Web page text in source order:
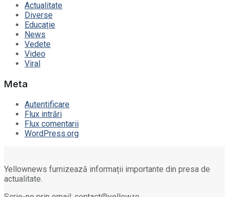
Actualitate
Diverse
Educație
News
Vedete
Video
Viral
Meta
Autentificare
Flux intrări
Flux comentarii
WordPress.org
Yellownews furnizează informații importante din presa de
actualitate.